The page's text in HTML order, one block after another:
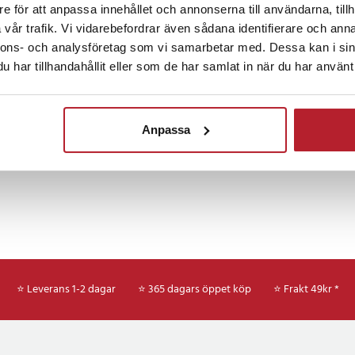
för att anpassa innehållet och annonserna till användarna,
trafik. Vi vidarebefordrar även sådana identifierare och
och analysföretag som vi samarbetar med. Dessa kan i
har tillhandahållit eller som de har samlat in när du har
Anpassa
bidrar till att bibehålla
kanter, vilket minskar
viskositet ger snabbare
medan
- användbart för tillverkare,
- UV-våglängd: 365-405 nm -
- Viskositet: 300-400 mPa-s
alkohol - Hållbarhet: 1,5 år
117967
Fortsätt att fynda
Fritid & Leksaker Filament
⭐ Leverans 1-2 dagar ⭐ 365 dagars öppet köp ⭐ Frakt 49kr *